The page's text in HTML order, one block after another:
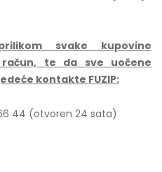
svake kupovine
te da sve uočene
kontakte FUZIP:
44 (otvoren 24 sata)